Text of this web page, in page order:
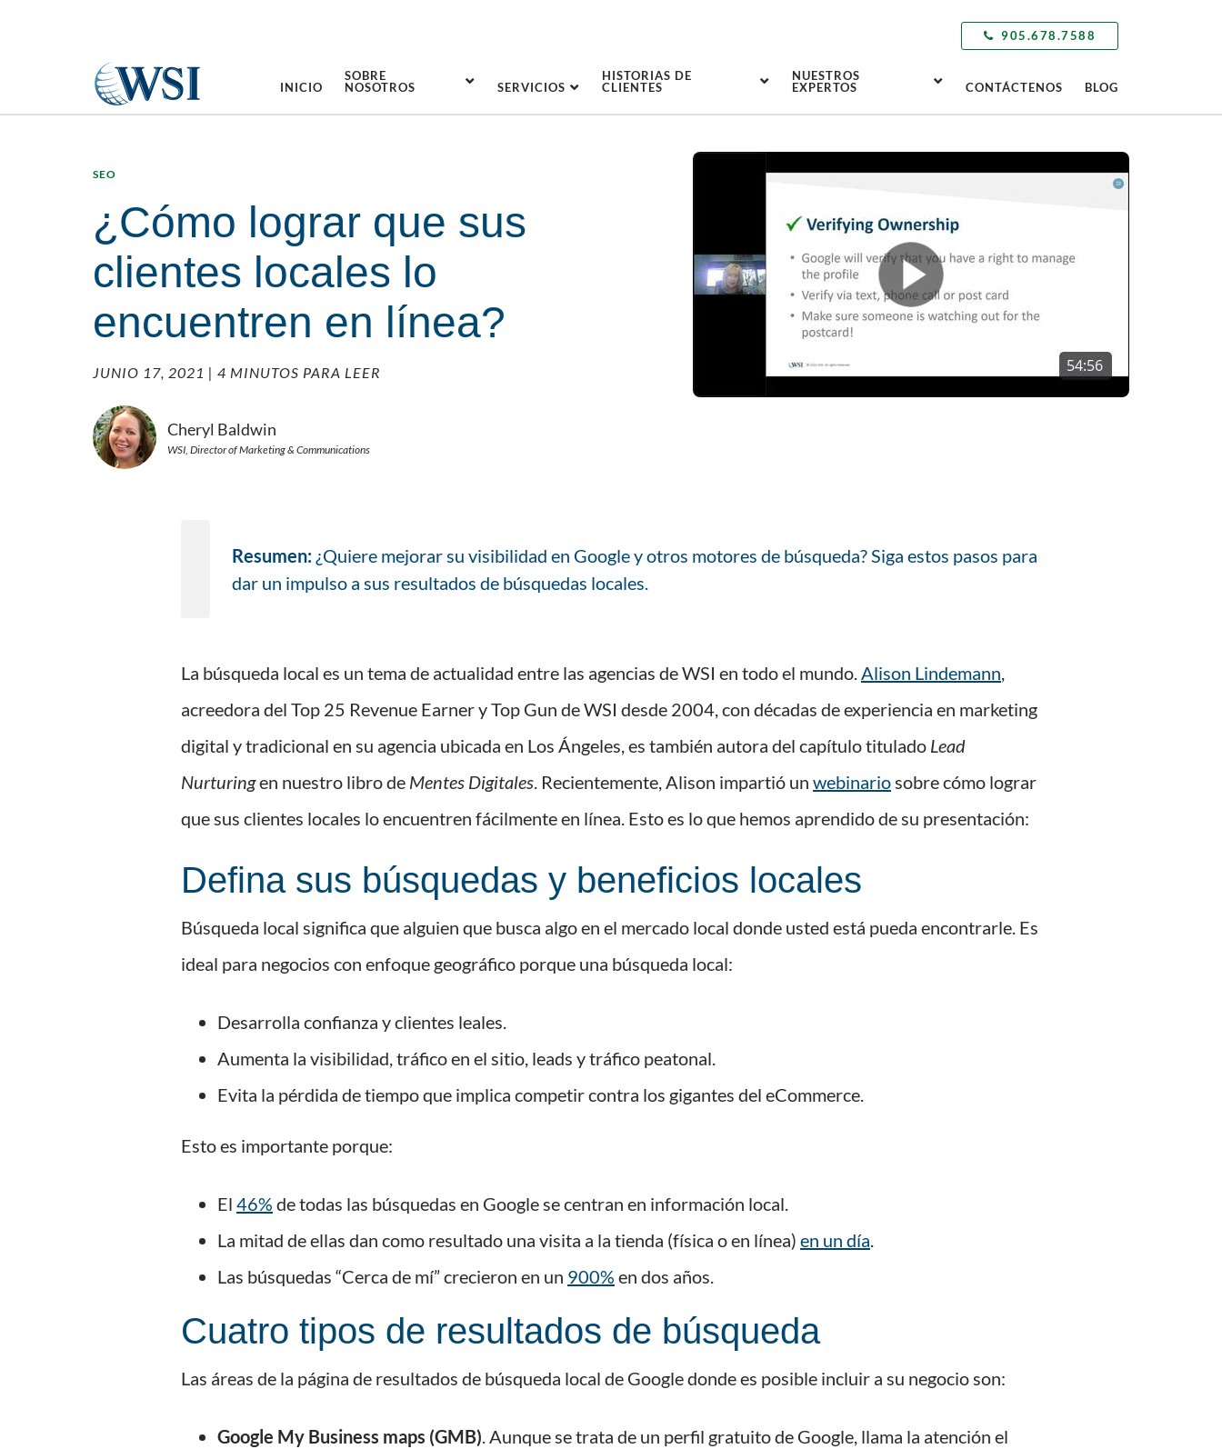
905.678.7588
INICIO
SOBRE
NOSOTROS
SERVICIOS
HISTORIAS DE
CLIENTES
NUESTROS
EXPERTOS
CONTÁCTENOS BLOG
SEO
¿Cómo lograr que sus
clientes locales lo
encuentren en línea?
JUNIO 17, 2021 | 4 MINUTOS PARA LEER
Cheryl Baldwin
WSI, Director of Marketing & Communications
Resumen:¿Quiere mejorar su visibilidad en Google y otros motores de búsqueda? Siga estos pasos para
dar un impulso a sus resultados de búsquedas locales.
La búsqueda local es un tema de actualidad entre las agencias de WSI en todo el mundo.Alison Lindemann,
acreedora del Top 25 Revenue Earner y Top Gun de WSI desde 2004, con décadas de experiencia en marketing
digital y tradicional en su agencia ubicada en Los Ángeles, es también autora del capítulo titulado Lead
Nurturingen nuestro libro de Mentes Digitales. Recientemente, Alison impartió un webinariosobre cómo lograr
que sus clientes locales lo encuentren fácilmente en línea. Esto es lo que hemos aprendido de su presentación:
Defina sus búsquedas y beneficios locales
Búsqueda local significa que alguien que busca algo en el mercado local donde usted está pueda encontrarle. Es
ideal para negocios con enfoque geográfico porque una búsqueda local:
Desarrolla confianza y clientes leales.
Aumenta la visibilidad, tráfico en el sitio, leads y tráfico peatonal.
Evita la pérdida de tiempo que implica competir contra los gigantes del eCommerce.
Esto es importante porque:
El 46% de todas las búsquedas en Google se centran en información local.
La mitad de ellas dan como resultado una visita a la tienda (física o en línea) en un día.
Las búsquedas “Cerca de mí” crecieron en un 900% en dos años.
Cuatro tipos de resultados de búsqueda
Las áreas de la página de resultados de búsqueda local de Google donde es posible incluir a su negocio son:
Google My Business maps (GMB). Aunque se trata de un perfil gratuito de Google, llama la atención el